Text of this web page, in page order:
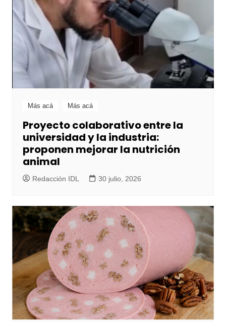
Más acá Más acá
Proyecto colaborativo entre la
universidad y la industria:
proponen mejorar la nutrición
animal
Redacción IDL 30 julio, 2026